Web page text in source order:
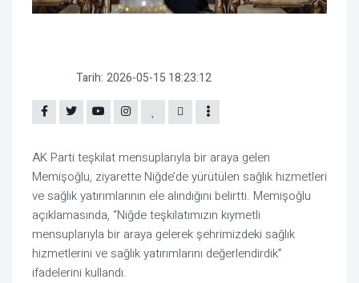
Tarih: 2026-05-15 18:23:12
AK Parti teşkilat mensuplarıyla bir araya gelen
Memişoğlu, ziyarette Niğde’de yürütülen sağlık hizmetleri
ve sağlık yatırımlarının ele alındığını belirtti. Memişoğlu
açıklamasında, “Niğde teşkilatımızın kıymetli
mensuplarıyla bir araya gelerek şehrimizdeki sağlık
hizmetlerini ve sağlık yatırımlarını değerlendirdik”
ifadelerini kullandı.